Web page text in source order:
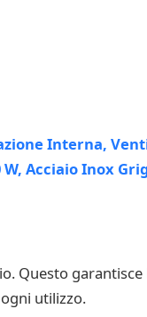
Questo
utilizzo.